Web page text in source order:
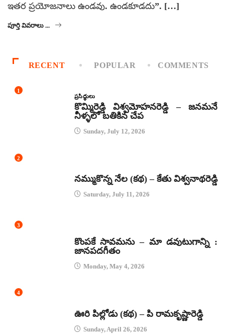
ఇతర ప్రయోజనాలు ఉండవు. ఉండకూడదు”. […]
పూర్తి వివరాలు ...
RECENT POPULAR COMMENTS
1
ప్రసిద్ధులు
కొమ్మిరెడ్డి విశ్వమోహనరెడ్డి – జనమనే
నీళ్ళలో బతికిన చేప
Sunday, July 12, 2026
2
నమ్ముకొన్న నేల (కథ) – కేతు విశ్వనాథరెడ్డి
Saturday, July 11, 2026
3
కొంపకే సావమను – మా డవుటుగాన్ని :
జానపదగీతం
Monday, May 4, 2026
4
ఊరి పిల్లోడు (కథ) – పి రామకృష్ణారెడ్డి
Sunday, April 26, 2026